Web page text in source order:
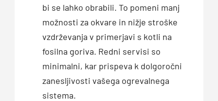
bi se lahko obrabili. To pomeni manj
možnosti za okvare in nižje stroške
vzdrževanja v primerjavi s kotli na
fosilna goriva. Redni servisi so
minimalni, kar prispeva k dolgoročni
zanesljivosti vašega ogrevalnega
sistema.